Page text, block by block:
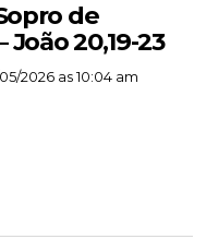
de
João 20,19-23
2026 as 10:04 am